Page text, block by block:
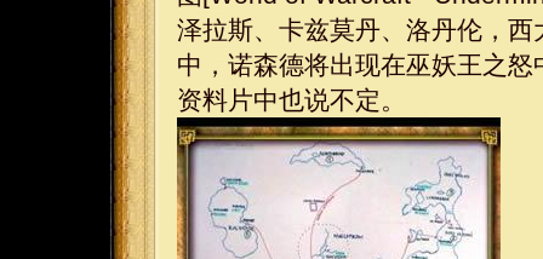
泽拉斯、卡兹莫丹、洛丹伦，
中，诺森德将出现在巫妖王之
资料片中也说不定。